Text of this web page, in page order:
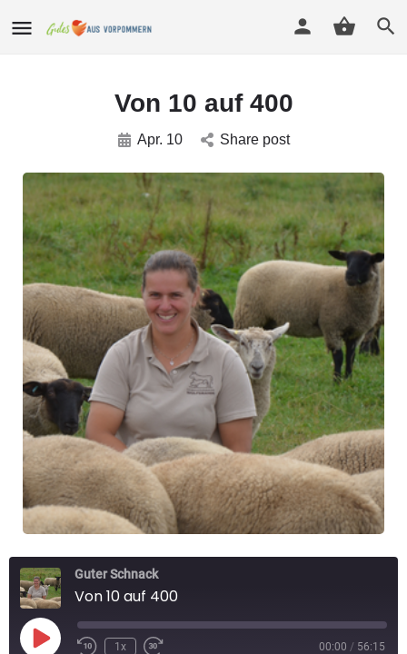
Von 10 auf 400
Apr. 10 Share post
Guter Schnack
Von 10 auf 400
1x 00:00 / 56:15